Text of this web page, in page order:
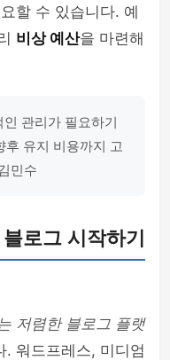
할 수 있습니다. 예
비상 예산을 마련해
관리가 필요하기
후 유지 비용까지 고
민수
로그 시작하기
저렴한 블로그 플랫
. 워드프레스, 미디엄